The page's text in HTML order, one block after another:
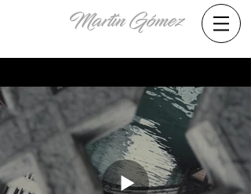
Martín Gómez